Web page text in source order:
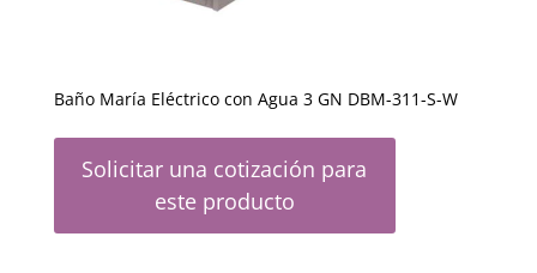
Baño María Eléctrico con Agua 3 GN DBM-311-S-W
Solicitar una cotización para
este producto